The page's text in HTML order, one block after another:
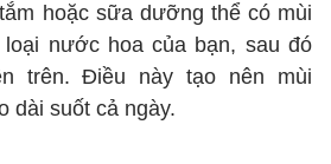
hoặc sữa dưỡng thể có mùi
nước hoa của bạn, sau đó
trên. Điều này tạo nên mùi
dài suốt cả ngày.